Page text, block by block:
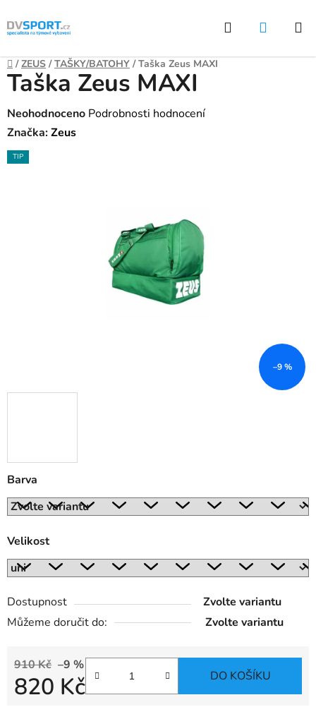
Přejít
na
Hledat
Domů
/ ZEUS / TAŠKY/BATOHY / Taška Zeus MAXI
Barva
Velikost
Dostupnost
Zvolte variantu
Můžeme doručit do:
Zvolte variantu
910 Kč –9 %
820 Kč DO KOŠÍKU
Taška Zeus MAXI
Průměrné
hodnocení
produktu
Neohodnoceno Podrobnosti hodnocení
Značka:Zeus
TIP
–9 %